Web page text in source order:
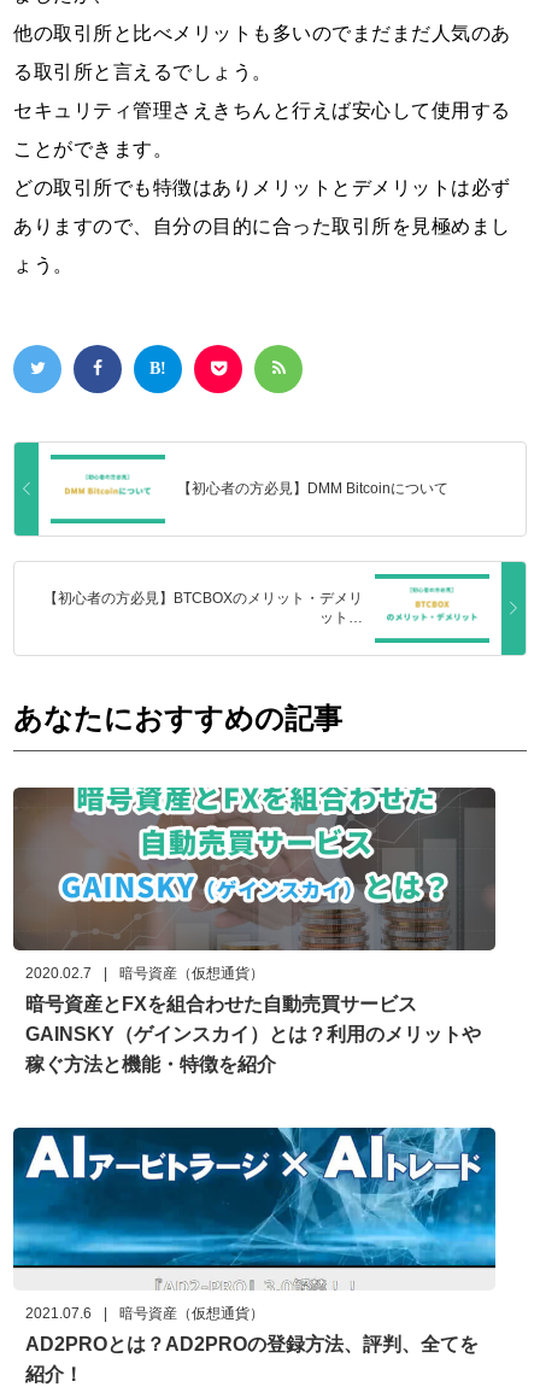
他の取引所と比べメリットも多いのでまだまだ人気のあ
る取引所と言えるでしょう。
セキュリティ管理さえきちんと行えば安心して使用する
ことができます。
どの取引所でも特徴はありメリットとデメリットは必ず
ありますので、自分の目的に合った取引所を見極めまし
ょう。
【初心者の方必見】DMM Bitcoinについて
【初心者の方必見】BTCBOXのメリット・デメリ
ット…
あなたにおすすめの記事
2020.02.7 暗号資産（仮想通貨）
暗号資産とFXを組合わせた自動売買サービス
GAINSKY（ゲインスカイ）とは？利用のメリットや
稼ぐ方法と機能・特徴を紹介
2021.07.6 暗号資産（仮想通貨）
AD2PROとは？AD2PROの登録方法、評判、全てを
紹介！